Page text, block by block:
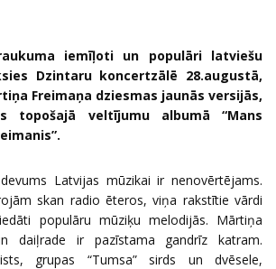
iemīļoti un populāri latviešu
Dzintaru koncertzālē 28.augustā,
Freimaņa dziesmas jaunās versijās,
topošajā veltījumu albumā “Mans
Latvijas mūzikai ir nenovērtējams.
skan radio ēteros, viņa rakstītie vārdi
populāru mūziķu melodijās. Mārtiņa
daiļrade ir pazīstama gandrīz katram.
grupas “Tumsa” sirds un dvēsele,